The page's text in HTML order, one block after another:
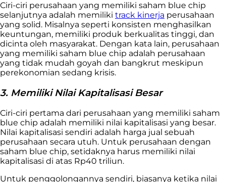
Ciri-ciri perusahaan yang memiliki saham blue chip
selanjutnya adalah memiliki track kinerja perusahaan
yang solid. Misalnya seperti konsisten menghasilkan
keuntungan, memiliki produk berkualitas tinggi, dan
dicinta oleh masyarakat. Dengan kata lain, perusahaan
yang memiliki saham blue chip adalah perusahaan
yang tidak mudah goyah dan bangkrut meskipun
perekonomian sedang krisis.
3. Memiliki Nilai Kapitalisasi Besar
Ciri-ciri pertama dari perusahaan yang memiliki saham
blue chip adalah memiliki nilai kapitalisasi yang besar.
Nilai kapitalisasi sendiri adalah harga jual sebuah
perusahaan secara utuh. Untuk perusahaan dengan
saham blue chip, setidaknya harus memiliki nilai
kapitalisasi di atas Rp40 triliun.
Untuk penggolongannya sendiri, biasanya ketika nilai